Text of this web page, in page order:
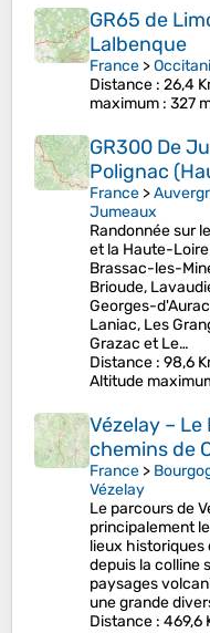
GR65 de
Lalbenque
France >
Distance : 26,4
maximum : 327
GR300 De
Polignac
France >
Jumeaux
Randonnée sur
et la Haute-
Brassac-les-
Brioude,
Georges-
Laniac, Les
Grazac et Le…
Distance : 98,6
Altitude
Vézelay –
chemins de
France >
Vézelay
Le parcours de
principalement
lieux historiques
depuis la colline
paysages
une grande
Distance : 469,6